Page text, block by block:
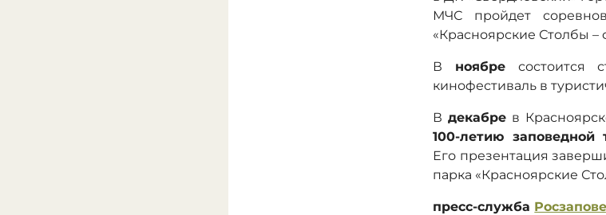
МЧС пройдет
«Красноярские Столбы –
В ноябре состоится
кинофестиваль в
В декабре в
100-летию заповедной
Его презентация
парка «Красноярские
пресс-служба